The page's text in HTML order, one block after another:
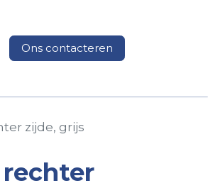
Veelgestelde vragen
Ons contacteren
zijde, grijs
rechter